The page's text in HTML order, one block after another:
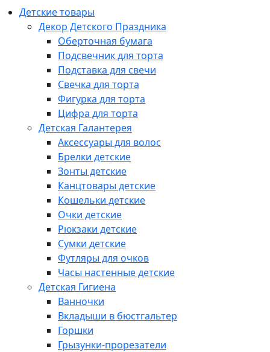
Детские товары
Декор Детского Праздника
Оберточная бумага
Подсвечник для торта
Подставка для свечи
Свечка для торта
Фигурка для торта
Цифра для торта
Детская Галантерея
Аксессуары для волос
Брелки детские
Зонты детские
Канцтовары детские
Кошельки детские
Очки детские
Рюкзаки детские
Сумки детские
Футляры для очков
Часы настенные детские
Детская Гигиена
Ванночки
Вкладыши в бюстгальтер
Горшки
Грызунки-прорезатели